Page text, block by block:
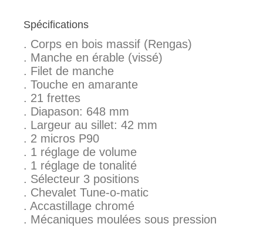
Spécifications
. Corps en bois massif (Rengas)
. Manche en érable (vissé)
. Filet de manche
. Touche en amarante
. 21 frettes
. Diapason: 648 mm
. Largeur au sillet: 42 mm
. 2 micros P90
. 1 réglage de volume
. 1 réglage de tonalité
. Sélecteur 3 positions
. Chevalet Tune-o-matic
. Accastillage chromé
. Mécaniques moulées sous pression